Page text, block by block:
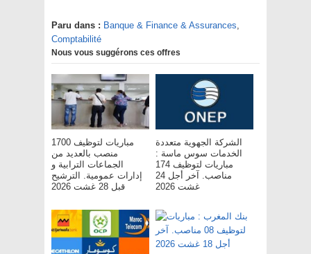
Paru dans : Banque & Finance & Assurances,
Comptabilité
Nous vous suggérons ces offres
مباريات لتوظيف 1700
منصب بالعديد من
الجماعات الترابية و
إدارات عمومية. الترشيح
قبل 28 غشت 2026
الشركة الجهوية متعددة
الخدمات سوس ماسة :
مباريات لتوظيف 174
مناصب. آخر أجل 24
غشت 2026